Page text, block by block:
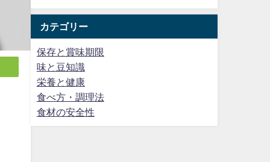
カテゴリー
保存と賞味期限
味と豆知識
栄養と健康
食べ方・調理法
食材の安全性